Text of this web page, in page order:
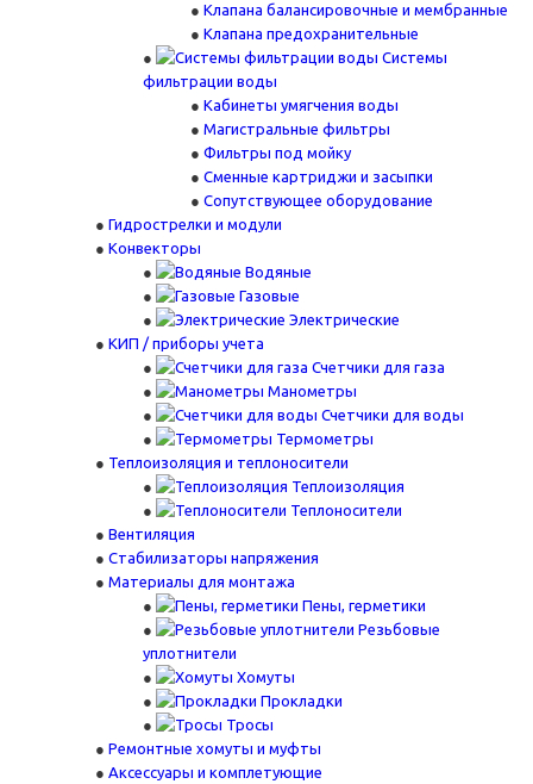
Клапана балансировочные и мембранные
Клапана предохранительные
Системы
фильтрации воды
Кабинеты умягчения воды
Магистральные фильтры
Фильтры под мойку
Сменные картриджи и засыпки
Сопутствующее оборудование
Гидрострелки и модули
Конвекторы
Водяные
Газовые
Электрические
КИП / приборы учета
Счетчики для газа
Манометры
Счетчики для воды
Термометры
Теплоизоляция и теплоносители
Теплоизоляция
Теплоносители
Вентиляция
Стабилизаторы напряжения
Материалы для монтажа
Пены, герметики
Резьбовые
уплотнители
Хомуты
Прокладки
Тросы
Ремонтные хомуты и муфты
Аксессуары и комплетующие